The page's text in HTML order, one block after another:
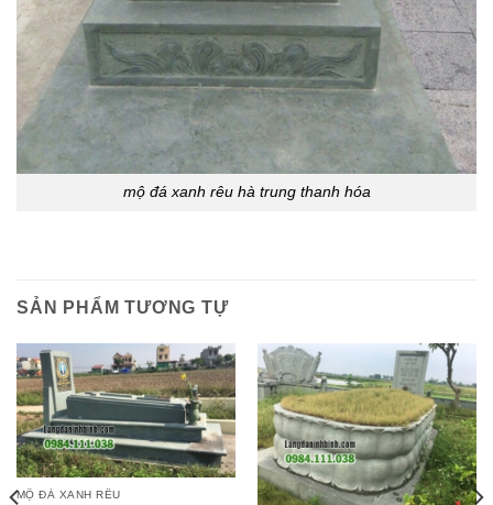
mộ đá xanh rêu hà trung thanh hóa
SẢN PHẨM TƯƠNG TỰ
MỘ ĐÁ XANH RÊU